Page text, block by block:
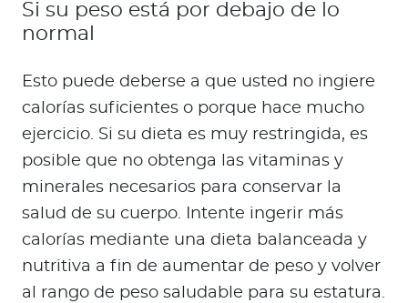
Si su peso está por debajo de lo
normal
Esto puede deberse a que usted no ingiere
calorías suficientes o porque hace mucho
ejercicio. Si su dieta es muy restringida, es
posible que no obtenga las vitaminas y
minerales necesarios para conservar la
salud de su cuerpo. Intente ingerir más
calorías mediante una dieta balanceada y
nutritiva a fin de aumentar de peso y volver
al rango de peso saludable para su estatura.